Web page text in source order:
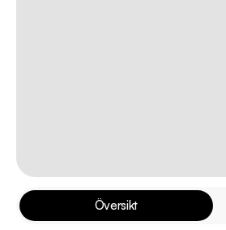
Översikt